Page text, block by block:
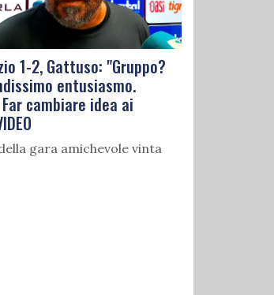
1-2, Gattuso: "Gruppo?
entusiasmo.
cambiare idea ai
gara amichevole vinta